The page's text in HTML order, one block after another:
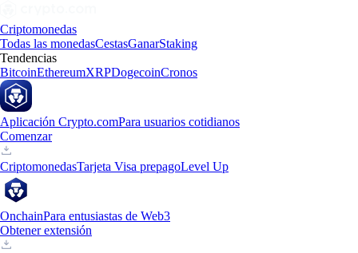
Criptomonedas
Todas las monedasCestasGanarStaking
Tendencias
BitcoinEthereumXRPDogecoinCronos
Aplicación Crypto.comPara usuarios cotidianos
Comenzar
CriptomonedasTarjeta Visa prepagoLevel Up
OnchainPara entusiastas de Web3
Obtener extensión